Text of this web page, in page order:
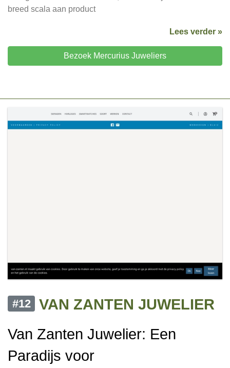
breed scala aan product
Lees verder »
Bezoek Mercurius Juweliers
#12
VAN ZANTEN JUWELIER
Van Zanten Juwelier: Een
Paradijs voor